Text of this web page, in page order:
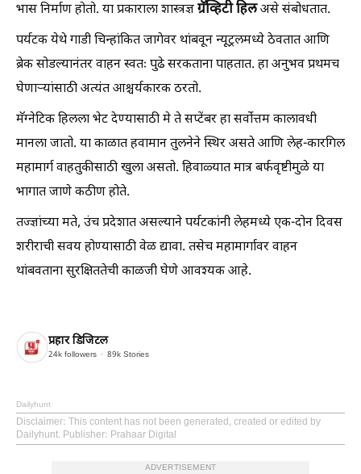
भास निर्माण होतो. या प्रकाराला शास्त्रज्ञग्रॅव्हिटी हिलअसे संबोधतात.
पर्यटक येथे गाडी चिन्हांकित जागेवर थांबवून न्यूट्रलमध्ये ठेवतात आणि
ब्रेक सोडल्यानंतर वाहन स्वतः पुढे सरकताना पाहतात. हा अनुभव प्रथमच
घेणाऱ्यांसाठी अत्यंत आश्चर्यकारक ठरतो.
मॅग्नेटिक हिलला भेट देण्यासाठी मे ते सप्टेंबर हा सर्वोत्तम कालावधी
मानला जातो. या काळात हवामान तुलनेने स्थिर असते आणि लेह-कारगिल
महामार्ग वाहतुकीसाठी खुला असतो. हिवाळ्यात मात्र बर्फवृष्टीमुळे या
भागात जाणे कठीण होते.
तज्ज्ञांच्या मते, उंच प्रदेशात असल्याने पर्यटकांनी लेहमध्ये एक-दोन दिवस
शरीराची सवय होण्यासाठी वेळ द्यावा. तसेच महामार्गावर वाहन
थांबवताना सुरक्षिततेची काळजी घेणे आवश्यक आहे.
प्रहार डिजिटल
24k followers 89k Stories
Dailyhunt
Disclaimer: This content has not been generated, created or edited by
Dailyhunt. Publisher: Prahaar Digital
ADVERTISEMENT